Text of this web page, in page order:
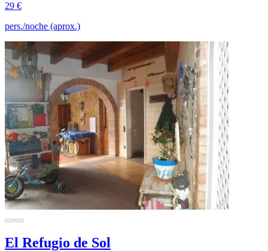
29 €
pers./noche (aprox.)
El Refugio de Sol